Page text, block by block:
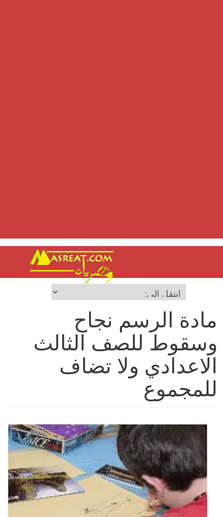
مادة الرسم نجاح
وسقوط للصف الثالث
الاعدادي ولا تضاف
للمجموع